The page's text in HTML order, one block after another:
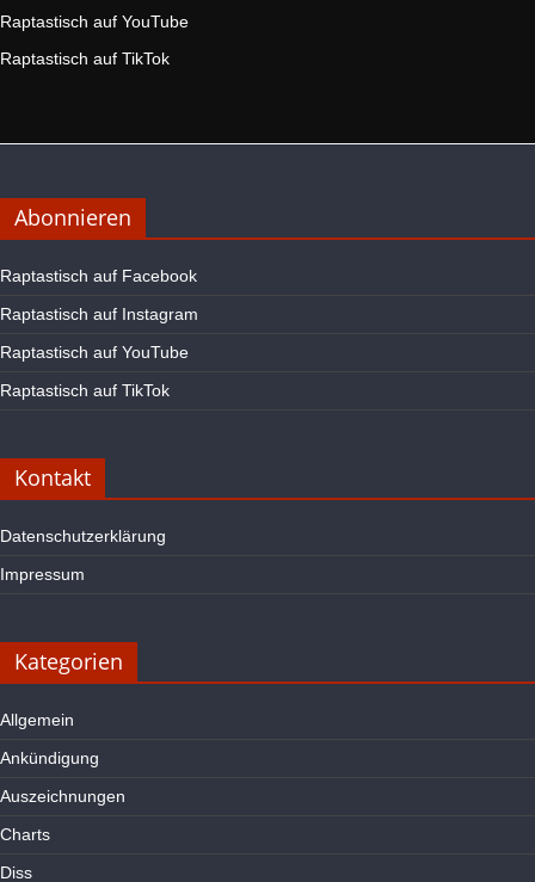
Raptastisch auf YouTube
Raptastisch auf TikTok
Abonnieren
Raptastisch auf Facebook
Raptastisch auf Instagram
Raptastisch auf YouTube
Raptastisch auf TikTok
Kontakt
Datenschutzerklärung
Impressum
Kategorien
Allgemein
Ankündigung
Auszeichnungen
Charts
Diss